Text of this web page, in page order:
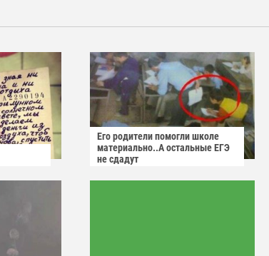
Его родители помогли школе
материально..А остальные ЕГЭ
не сдадут